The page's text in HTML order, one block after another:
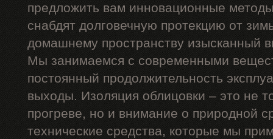
предложить вам инновационные
снабдят долговечную протекцию от
домашнему пространству изысканный
Мы занимаемся с современными
постоянный продолжительность
выходы. Изоляция облицовки – это не
прогреве, но и внимание о природной
технические средства, которые мы